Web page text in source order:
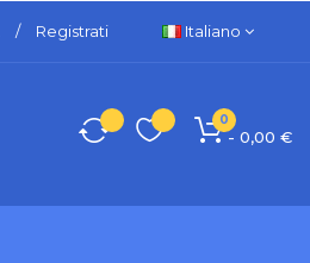
/ Registrati Italiano
0
- 0,00 €